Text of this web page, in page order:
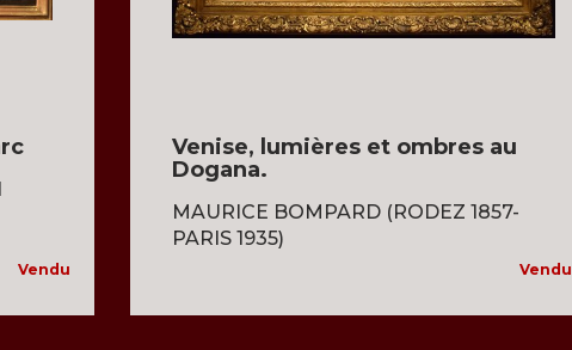
Vendu
Venise, lumières et ombres au
Dogana.
MAURICE BOMPARD (RODEZ 1857-
PARIS 1935)
Vendu